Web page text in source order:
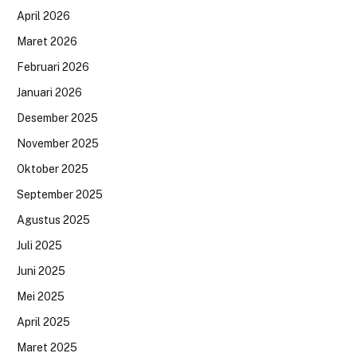
April 2026
Maret 2026
Februari 2026
Januari 2026
Desember 2025
November 2025
Oktober 2025
September 2025
Agustus 2025
Juli 2025
Juni 2025
Mei 2025
April 2025
Maret 2025